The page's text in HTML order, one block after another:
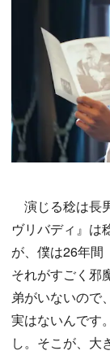
演じる稔は長
ヴリバディ』は
が、僕は26年間
それがすごく邪
弟がいないので
実はないんです
し。そこが、大